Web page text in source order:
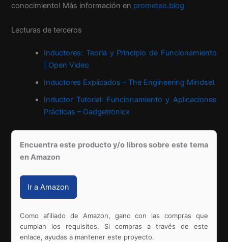
conocimiento! Más información en prometeo.blog
Lecturas de terceros
Inductores: Teoría y Principio de Funcionamiento
| Open Video
Inductores Explicados – The Engineering Mindset
Inductor Tutorial: Funcionamiento y Aplicaciones
Prácticas – Gadgetronicx
Encuentra este producto y/o libros sobre este tema
en Amazon
Ir a Amazon
Como afiliado de Amazon, gano con las compras que
cumplan los requisitos. Si compras a través de este
enlace, ayudas a mantener este proyecto.